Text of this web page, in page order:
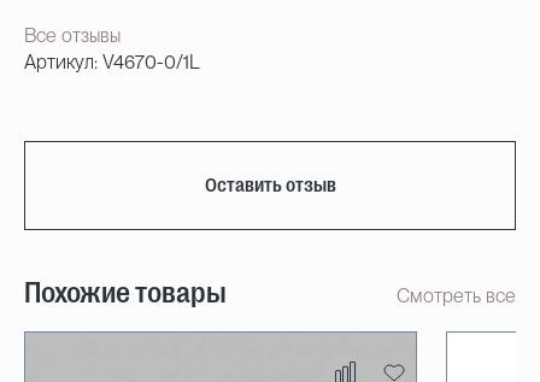
Все отзывы
Артикул: V4670-0/1L
Оставить отзыв
Похожие товары Смотреть все